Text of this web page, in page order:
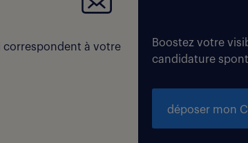
correspondent à votre
Boostez votre
candidature
déposer mon